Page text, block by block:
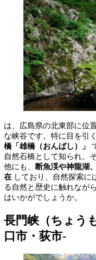
は、広島県の北東部に位
な峡谷です。特に目を引く
橋「雄橋（おんばし）」
自然石橋として知られ、
他にも、
断魚渓や神龍湖
在 しており、自然探索に
る自然と歴史に触れなが
はいかがでしょうか。
長門峡（ちょう
口市・荻市-